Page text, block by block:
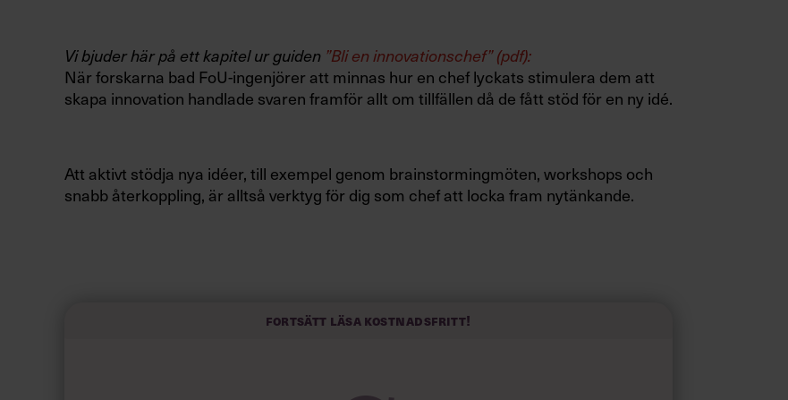
Vi bjuder här på ett kapitel ur guiden ”Bli en innovationschef” (pdf):
När forskarna bad FoU-ingenjörer att minnas hur en chef lyckats stimulera dem att
skapa innovation handlade svaren framför allt om tillfällen då de fått stöd för en ny idé.
Att aktivt stödja nya idéer, till exempel genom brainstormingmöten, workshops och
snabb återkoppling, är alltså verktyg för dig som chef att locka fram nytänkande.
skapar en kreativ arbetsmiljö.Fortsätt läsa kostnadsfritt!